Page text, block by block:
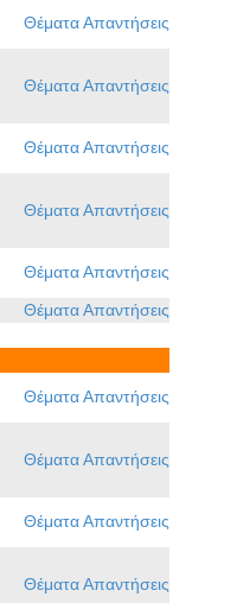
ΘέματαΑπαντήσεις
ΘέματαΑπαντήσεις
ΘέματαΑπαντήσεις
ΘέματαΑπαντήσεις
ΘέματαΑπαντήσεις
ΘέματαΑπαντήσεις
ΘέματαΑπαντήσεις
ΘέματαΑπαντήσεις
ΘέματαΑπαντήσεις
ΘέματαΑπαντήσεις